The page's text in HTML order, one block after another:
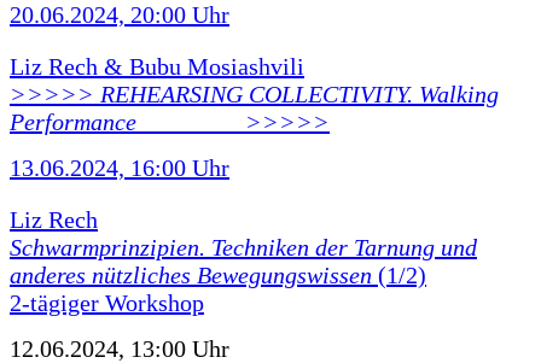
20.06.2024, 20:00 Uhr
Liz Rech & Bubu Mosiashvili
>>>>> REHEARSING COLLECTIVITY. Walking
Performance ________ >>>>>
13.06.2024, 16:00 Uhr
Liz Rech
Schwarmprinzipien. Techniken der Tarnung und
anderes nützliches Bewegungswissen (1/2)
2-tägiger Workshop
12.06.2024, 13:00 Uhr